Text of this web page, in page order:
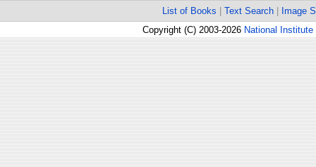
List of Books Text Search
Image
Copyright (C) 2003-2026 National